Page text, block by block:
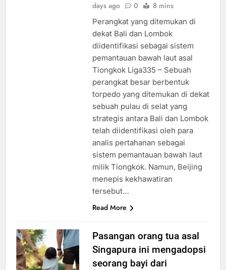
days ago
0 8 mins
Perangkat yang ditemukan di
dekat Bali dan Lombok
diidentifikasi sebagai sistem
pemantauan bawah laut asal
Tiongkok Liga335 – Sebuah
perangkat besar berbentuk
torpedo yang ditemukan di dekat
sebuah pulau di selat yang
strategis antara Bali dan Lombok
telah diidentifikasi oleh para
analis pertahanan sebagai
sistem pemantauan bawah laut
milik Tiongkok. Namun, Beijing
menepis kekhawatiran
tersebut…
Read More
Pasangan orang tua asal
Singapura ini mengadopsi
seorang bayi dari